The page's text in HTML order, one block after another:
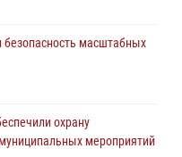
масштабных
охрану
мероприятий